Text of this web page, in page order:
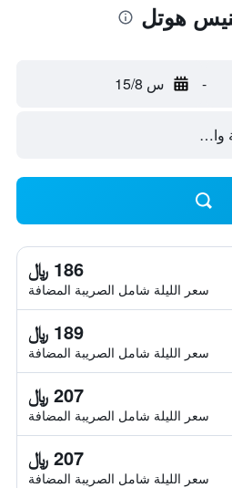
هوتل
- س 15/8
186 ﷼
سعر الليلة شامل الصريبة المضافة
189 ﷼
سعر الليلة شامل الصريبة المضافة
207 ﷼
سعر الليلة شامل الصريبة المضافة
207 ﷼
سعر الليلة شامل الصريبة المضافة